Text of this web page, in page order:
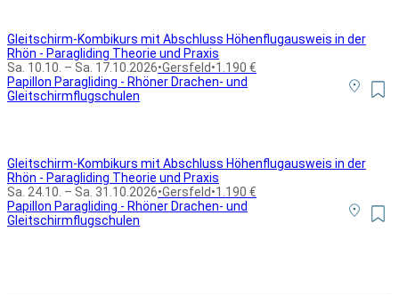
Gleitschirm-Kombikurs mit Abschluss Höhenflugausweis in der
Rhön - Paragliding Theorie und Praxis
Sa. 10.10. – Sa. 17.10.2026•Gersfeld•1.190 €
Papillon Paragliding - Rhöner Drachen- und
Gleitschirmflugschulen
Gleitschirm-Kombikurs mit Abschluss Höhenflugausweis in der
Rhön - Paragliding Theorie und Praxis
Sa. 24.10. – Sa. 31.10.2026•Gersfeld•1.190 €
Papillon Paragliding - Rhöner Drachen- und
Gleitschirmflugschulen